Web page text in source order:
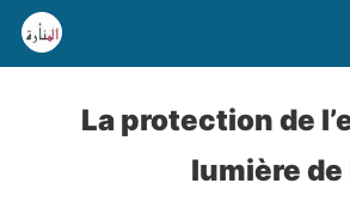
La protection de
lumière